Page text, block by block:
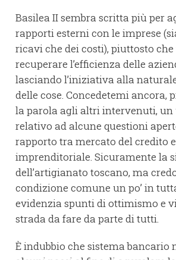
Basilea II sembra scritta più per
rapporti esterni con le imprese
ricavi che dei costi), piuttosto che
recuperare l’efficienza delle
lasciando l’iniziativa alla
delle cose. Concedetemi ancora,
la parola agli altri intervenuti,
relativo ad alcune questioni
rapporto tra mercato del credito
imprenditoriale. Sicuramente la
dell’artigianato toscano, ma
condizione comune un po’ in
evidenzia spunti di ottimismo e
strada da fare da parte di tutti.
È indubbio che sistema bancario